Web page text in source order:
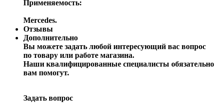
Применяемость:
Mercedes.
Отзывы
Дополнительно
Вы можете задать любой интересующий вас вопрос
по товару или работе магазина.
Наши квалифицированные специалисты обязательно
вам помогут.
Задать вопрос